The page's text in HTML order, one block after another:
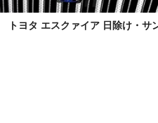
トヨタ エスクァイア 日除け・サ